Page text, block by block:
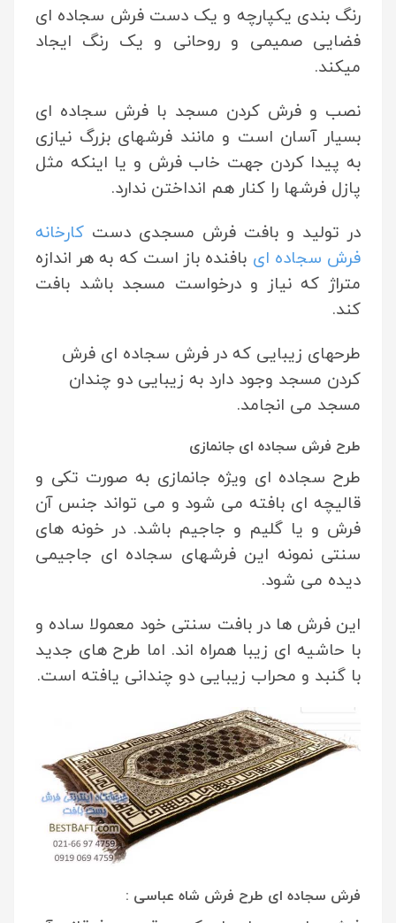
رنگ بندی یکپارچه و یک دست فرش سجاده ای
فضایی صمیمی و روحانی و یک رنگ ایجاد
میکند.
نصب و فرش کردن مسجد با فرش سجاده ای
بسیار آسان است و مانند فرشهای بزرگ نیازی
به پیدا کردن جهت خاب فرش و یا اینکه مثل
پازل فرشها را کنار هم انداختن ندارد.
در تولید و بافت فرش مسجدی دست کارخانه
فرش سجاده ای بافنده باز است که به هر اندازه
متراژ که نیاز و درخواست مسجد باشد بافت
کند.
طرحهای زیبایی که در فرش سجاده ای فرش
کردن مسجد وجود دارد به زیبایی دو چندان
مسجد می انجامد.
طرح فرش سجاده ای جانمازی
طرح سجاده ای ویژه جانمازی به صورت تکی و
قالیچه ای بافته می شود و می تواند جنس آن
فرش و یا گلیم و جاجیم باشد. در خونه های
سنتی نمونه این فرشهای سجاده ای جاجیمی
دیده می شود.
این فرش ها در بافت سنتی خود معمولا ساده و
با حاشیه ای زیبا همراه اند. اما طرح های جدید
با گنبد و محراب زیبایی دو چندانی یافته است.
فرش سجاده ای طرح فرش شاه عباسی :